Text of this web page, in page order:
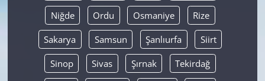
Niğde Ordu Osmaniye Rize
Sakarya Samsun Şanlıurfa Siirt
Sinop Sivas Şırnak Tekirdağ